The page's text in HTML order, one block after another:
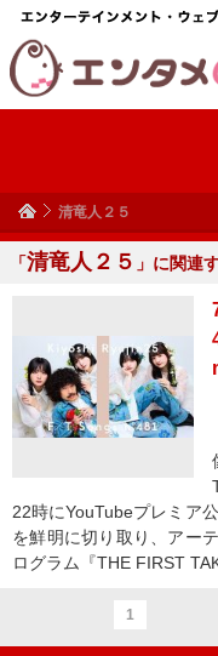
清竜人２５
「清竜人２５ 」に関連
22時にYouTubeプレミア
を鮮明に切り取り、アー
ログラム『THE FIRST
1